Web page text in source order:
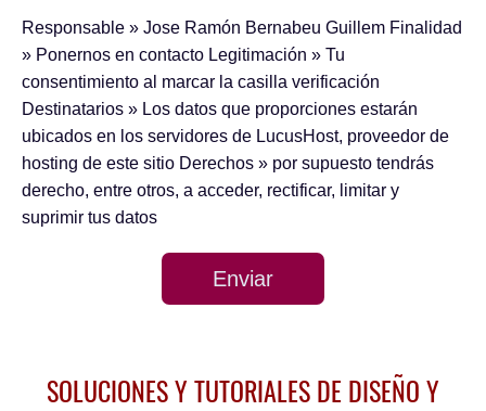
Responsable » Jose Ramón Bernabeu Guillem Finalidad
» Ponernos en contacto Legitimación » Tu
consentimiento al marcar la casilla verificación
Destinatarios » Los datos que proporciones estarán
ubicados en los servidores de LucusHost, proveedor de
hosting de este sitio Derechos » por supuesto tendrás
derecho, entre otros, a acceder, rectificar, limitar y
suprimir tus datos
Enviar
SOLUCIONES Y TUTORIALES DE DISEÑO Y